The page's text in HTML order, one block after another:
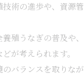
術の進歩や、資源
殖うなぎの普及や、
が考えられます。
バランスを取りな